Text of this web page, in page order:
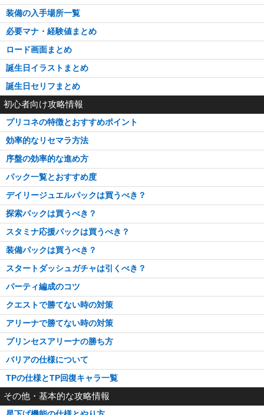
装備の入手場所一覧
必要マナ・経験値まとめ
ロード画面まとめ
誕生日イラストまとめ
誕生日セリフまとめ
初心者向け攻略情報
プリコネの特徴とおすすめポイント
効率的なリセマラ方法
序盤の効率的な進め方
パック一覧とおすすめ度
デイリージュエルパックは買うべき？
探索パックは買うべき？
スタミナ応援パックは買うべき？
装備パックは買うべき？
スタートダッシュガチャは引くべき？
パーティ編成のコツ
クエストで勝てない時の対策
アリーナで勝てない時の対策
プリンセスアリーナの勝ち方
バリアの仕様について
TPの仕様とTP回復キャラ一覧
その他・基本的な攻略情報